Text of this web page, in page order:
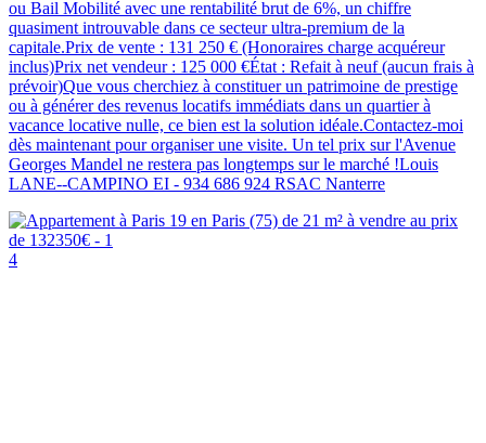
ou Bail Mobilité avec une rentabilité brut de 6%, un chiffre
quasiment introuvable dans ce secteur ultra-premium de la
capitale.Prix de vente : 131 250 € (Honoraires charge acquéreur
inclus)Prix net vendeur : 125 000 €État : Refait à neuf (aucun frais à
prévoir)Que vous cherchiez à constituer un patrimoine de prestige
ou à générer des revenus locatifs immédiats dans un quartier à
vacance locative nulle, ce bien est la solution idéale.Contactez-moi
dès maintenant pour organiser une visite. Un tel prix sur l'Avenue
Georges Mandel ne restera pas longtemps sur le marché !Louis
LANE--CAMPINO EI - 934 686 924 RSAC Nanterre
4